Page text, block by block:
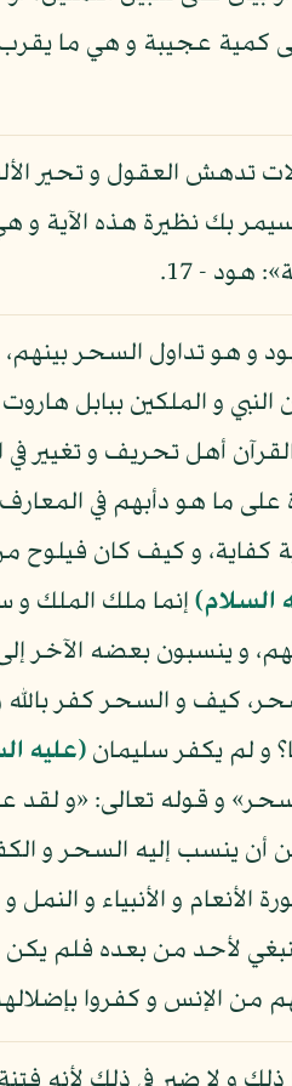
إلى كمية عجيبة و هي ما
تدهش العقول و تحير
بك نظيرة هذه الآية و
- 17.
و هو تداول السحر بينهم،
و الملكين ببابل
أهل تحريف و تغيير
ما هو دأبهم في
و كيف كان فيلوح من
السلام) إنما ملك الملك
و ينسبون بعضه الآخر
كيف و السحر كفر
و لم يكفر سليمان (عليه
و قوله تعالى: «و لقد
ينسب إليه السحر و
و الأنبياء و
ينبغي لأحد من بعده
من الإنس و كفروا